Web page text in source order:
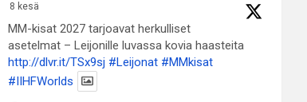
8 kesä
MM-kisat 2027 tarjoavat herkulliset
asetelmat – Leijonille luvassa kovia haasteita
http://dlvr.it/TSx9sj #Leijonat #MMkisat
#IIHFWorlds